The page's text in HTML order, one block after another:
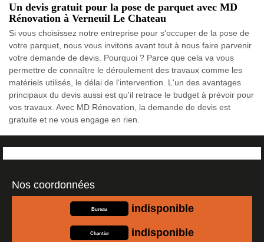
Un devis gratuit pour la pose de parquet avec MD
Rénovation à Verneuil Le Chateau
Si vous choisissez notre entreprise pour s'occuper de la pose de
votre parquet, nous vous invitons avant tout à nous faire parvenir
votre demande de devis. Pourquoi ? Parce que cela va vous
permettre de connaître le déroulement des travaux comme les
matériels utilisés, le délai de l'intervention. L'un des avantages
principaux du devis aussi est qu'il retrace le budget à prévoir pour
vos travaux. Avec MD Rénovation, la demande de devis est
gratuite et ne vous engage en rien.
Nos coordonnées
Bureau indisponible
Chantier indisponible